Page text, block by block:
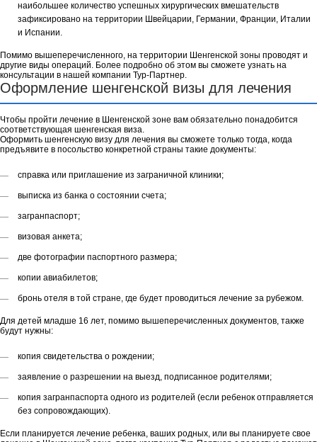
наибольшее количество успешных хирургических вмешательств
зафиксировано на территории Швейцарии, Германии, Франции, Италии
и Испании.
Помимо вышеперечисленного, на территории Шенгенской зоны проводят и
другие виды операций. Более подробно об этом вы сможете узнать на
консультации в нашей компании Тур-Партнер.
Оформление шенгенской визы для лечения
Чтобы пройти лечение в Шенгенской зоне вам обязательно понадобится
соответствующая шенгенская виза.
Оформить шенгенскую визу для лечения вы сможете только тогда, когда
предъявите в посольство конкретной страны такие документы:
справка или приглашение из заграничной клиники;
выписка из банка о состоянии счета;
загранпаспорт;
визовая анкета;
две фотографии паспортного размера;
копии авиабилетов;
бронь отеля в той стране, где будет проводиться лечение за рубежом.
Для детей младше 16 лет, помимо вышеперечисленных документов, также
будут нужны:
копия свидетельства о рождении;
заявление о разрешении на выезд, подписанное родителями;
копия загранпаспорта одного из родителей (если ребенок отправляется
без сопровождающих).
Если планируется лечение ребенка, ваших родных, или вы планируете свое